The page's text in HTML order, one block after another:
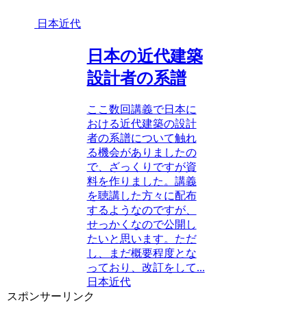
日本近代
日本の近代建築
設計者の系譜
ここ数回講義で日本に
おける近代建築の設計
者の系譜について触れ
る機会がありましたの
で、ざっくりですが資
料を作りました。講義
を聴講した方々に配布
するようなのですが、
せっかくなので公開し
たいと思います。ただ
し、まだ概要程度とな
っており、改訂をして...
日本近代
スポンサーリンク